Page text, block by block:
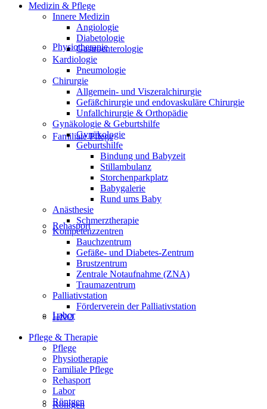
Physiotherapie
Familiale Pflege
Rehasport
Labor
Röntgen
Medizin & Pflege
Innere Medizin
Angiologie
Diabetologie
Gastroenterologie
Kardiologie
Pneumologie
Chirurgie
Allgemein- und Viszeralchirurgie
Gefäßchirurgie und endovaskuläre Chirurgie
Unfallchirurgie & Orthopädie
Gynäkologie & Geburtshilfe
Gynäkologie
Geburtshilfe
Bindung und Babyzeit
Stillambulanz
Storchenparkplatz
Babygalerie
Rund ums Baby
Anästhesie
Schmerztherapie
Kompetenzzentren
Bauchzentrum
Gefäße- und Diabetes-Zentrum
Brustzentrum
Zentrale Notaufnahme (ZNA)
Traumazentrum
Palliativstation
Förderverein der Palliativstation
HNO
Pflege & Therapie
Pflege
Physiotherapie
Familiale Pflege
Rehasport
Labor
Röntgen